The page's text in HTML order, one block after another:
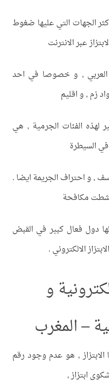
الجهات التي عليها ضغوط
عبر الانترنت
العربي , و خصوصا في احد
زم , و اقليم
لهذه الفئات الجرمية , هي
السيطرة
, و احتراف الجريمة ايضا .
مكافحة
دول فعال كبير في القبض
الالكتروني .
و
– المغرب
, هو عدم وجود رقم
ابتزاز ,